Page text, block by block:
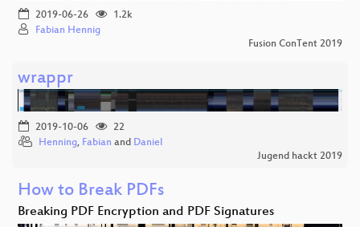
2019-06-26
1.2k
Fabian Hennig
Fusion ConTent 2019
wrappr
2019-10-06
22
Henning, Fabian and Daniel
Jugend hackt 2019
How to Break PDFs
Breaking PDF Encryption and PDF Signatures